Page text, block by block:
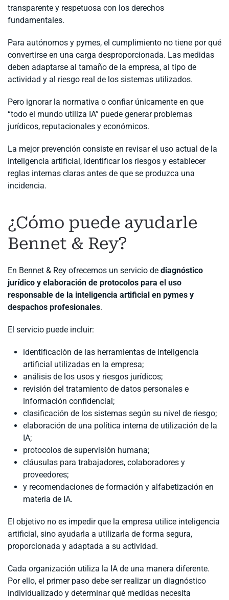
transparente y respetuosa con los derechos
fundamentales.
Para autónomos y pymes, el cumplimiento no tiene por qué
convertirse en una carga desproporcionada. Las medidas
deben adaptarse al tamaño de la empresa, al tipo de
actividad y al riesgo real de los sistemas utilizados.
Pero ignorar la normativa o confiar únicamente en que
“todo el mundo utiliza IA” puede generar problemas
jurídicos, reputacionales y económicos.
La mejor prevención consiste en revisar el uso actual de la
inteligencia artificial, identificar los riesgos y establecer
reglas internas claras antes de que se produzca una
incidencia.
¿Cómo puede ayudarle
Bennet & Rey?
En Bennet & Rey ofrecemos un servicio de diagnóstico
jurídico y elaboración de protocolos para el uso
responsable de la inteligencia artificial en pymes y
despachos profesionales.
El servicio puede incluir:
identificación de las herramientas de inteligencia
artificial utilizadas en la empresa;
análisis de los usos y riesgos jurídicos;
revisión del tratamiento de datos personales e
información confidencial;
clasificación de los sistemas según su nivel de riesgo;
elaboración de una política interna de utilización de la
IA;
protocolos de supervisión humana;
cláusulas para trabajadores, colaboradores y
proveedores;
y recomendaciones de formación y alfabetización en
materia de IA.
El objetivo no es impedir que la empresa utilice inteligencia
artificial, sino ayudarla a utilizarla de forma segura,
proporcionada y adaptada a su actividad.
Cada organización utiliza la IA de una manera diferente.
Por ello, el primer paso debe ser realizar un diagnóstico
individualizado y determinar qué medidas necesita